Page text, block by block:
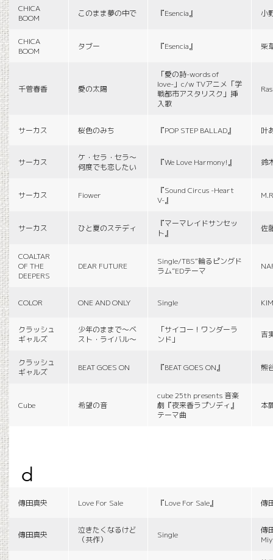
CHICA
BOOM
このまま夢の中で 『Esencia』 小
CHICA
BOOM
タブー 『Esencia』 柴
千菅春香 愛の太陽
「愛の詩-words of
love-」c/w TVアニメ「学
戦都市アスタリスク」挿
入歌
サーカス 桜色のみち 『POP STEP BALLAD』 叶
サーカス
ケ・セラ・セラ〜
何度でも恋したい
『We Love Harmony!』 鈴
サーカス Fiower
『Sound Circus -Heart
V-』
サーカス ひと夏のステディ
『マーマレイドサンセッ
ト』
佐
COALTAR
OF THE
DEEPERS
DEAR FUTURE
Single/TBS“輪るピングド
ラム”EDテーマ
COLOR ONE AND ONLY Single
クラッシュ
ギャルズ
少年のままで〜ベ
スト・ライバル〜
「サイコー！ワンダーラ
ンド」
吉
クラッシュ
ギャルズ
BEAT GOES ON 『BEAT GOES ON』 熊
Cube 希望の音
cube 25th presents 音楽
劇『夜来香ラプソディ』
テーマ曲
本
d
傳田真央 Love For Sale 『Love For Sale』 傳
傳田真央
泣きたくなるけど
（共作）
Single
傳